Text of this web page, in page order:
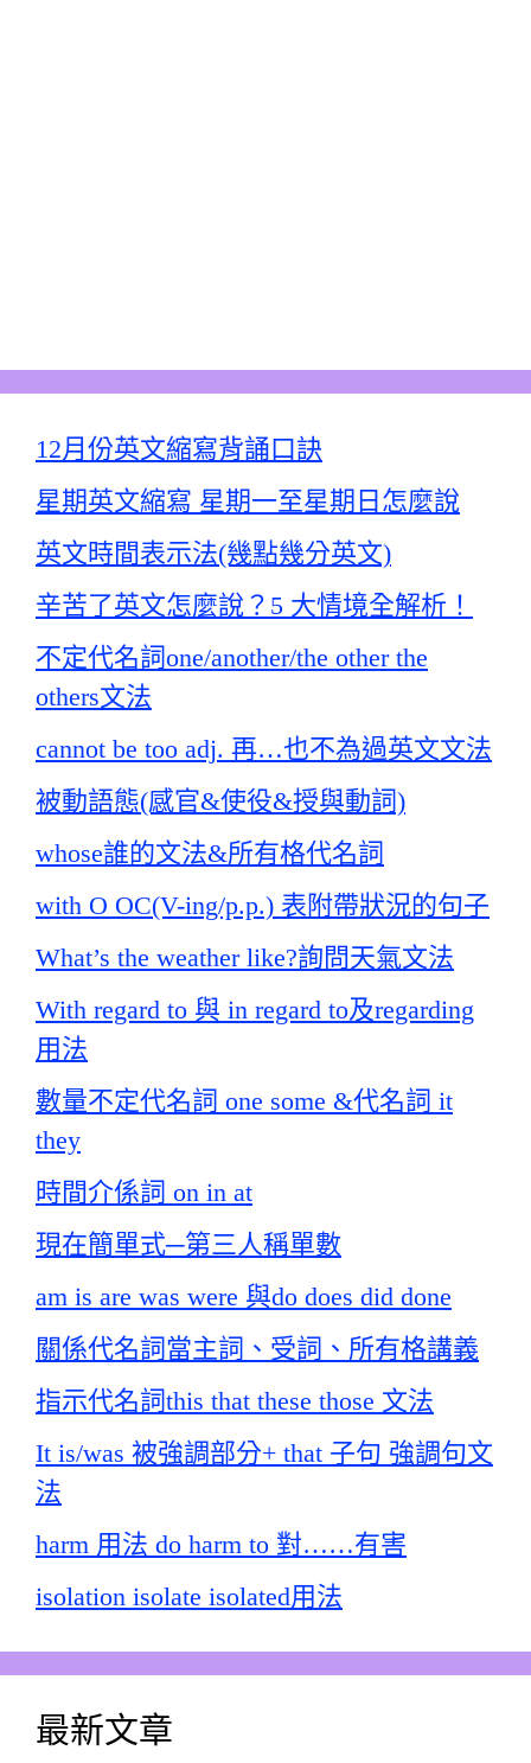
12月份英文縮寫背誦口訣
星期英文縮寫 星期一至星期日怎麼說
英文時間表示法(幾點幾分英文)
辛苦了英文怎麼說？5 大情境全解析！
不定代名詞one/another/the other the
others文法
cannot be too adj. 再…也不為過英文文法
被動語態(感官&使役&授與動詞)
whose誰的文法&所有格代名詞
with O OC(V-ing/p.p.) 表附帶狀況的句子
What’s the weather like?詢問天氣文法
With regard to 與 in regard to及regarding
用法
數量不定代名詞 one some &代名詞 it
they
時間介係詞 on in at
現在簡單式─第三人稱單數
am is are was were 與do does did done
關係代名詞當主詞、受詞、所有格講義
指示代名詞this that these those 文法
It is/was 被強調部分+ that 子句 強調句文
法
harm 用法 do harm to 對……有害
isolation isolate isolated用法
最新文章